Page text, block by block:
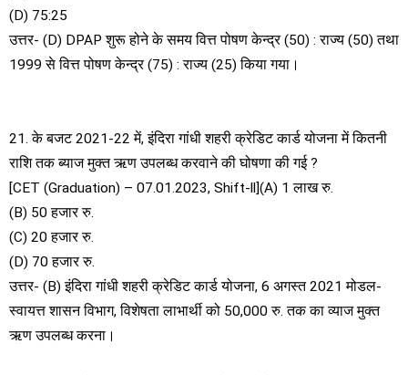
(D) 75:25
उत्तर- (D) DPAP शुरू होने के समय वित्त पोषण केन्द्र (50) : राज्य (50) तथा
1999 से वित्त पोषण केन्द्र (75) : राज्य (25) किया गया।
21. के बजट 2021-22 में, इंदिरा गांधी शहरी क्रेडिट कार्ड योजना में कितनी
राशि तक ब्याज मुक्त ऋण उपलब्ध करवाने की घोषणा की गई ?
[CET (Graduation) – 07.01.2023, Shift-ll](A) 1 लाख रु.
(B) 50 हजार रु.
(C) 20 हजार रु.
(D) 70 हजार रु.
उत्तर- (B) इंदिरा गांधी शहरी क्रेडिट कार्ड योजना, 6 अगस्त 2021 मोडल-
स्वायत्त शासन विभाग, विशेषता लाभार्थी को 50,000 रु. तक का व्याज मुक्त
ऋण उपलब्ध करना।